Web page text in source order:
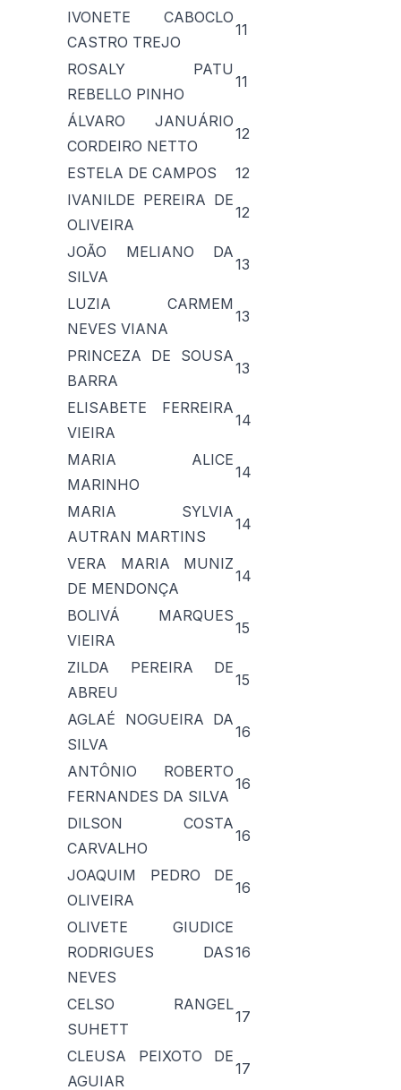
IVONETE CABOCLO
CASTRO TREJO
11
ROSALY PATU
REBELLO PINHO
11
ÁLVARO JANUÁRIO
CORDEIRO NETTO
12
ESTELA DE CAMPOS
12
IVANILDE PEREIRA DE
OLIVEIRA
12
JOÃO MELIANO DA
SILVA
13
LUZIA CARMEM
NEVES VIANA
13
PRINCEZA DE SOUSA
BARRA
13
ELISABETE FERREIRA
VIEIRA
14
MARIA ALICE
MARINHO
14
MARIA SYLVIA
AUTRAN MARTINS
14
VERA MARIA MUNIZ
DE MENDONÇA
14
BOLIVÁ MARQUES
VIEIRA
15
ZILDA PEREIRA DE
ABREU
15
AGLAÉ NOGUEIRA DA
SILVA
16
ANTÔNIO ROBERTO
FERNANDES DA SILVA
16
DILSON COSTA
CARVALHO
16
JOAQUIM PEDRO DE
OLIVEIRA
16
OLIVETE GIUDICE
RODRIGUES DAS
NEVES
16
CELSO RANGEL
SUHETT
17
CLEUSA PEIXOTO DE
AGUIAR
17